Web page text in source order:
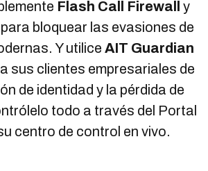
Flash Call Firewall
y
para bloquear las evasiones de
Y utilice AIT Guardian
sus clientes empresariales de
de identidad y la pérdida de
todo a través del Portal
centro de control en vivo.